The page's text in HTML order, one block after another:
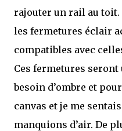
rajouter un rail au toit.
les fermetures éclair
compatibles avec
Ces fermetures seront
besoin d’ombre et
canvas et je me
manquions d’air. De